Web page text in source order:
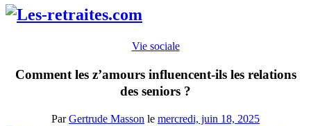
Vie sociale
Comment les z’amours influencent-ils les relations
des seniors ?
ParGertrude Masson le mercredi, juin 18, 2025